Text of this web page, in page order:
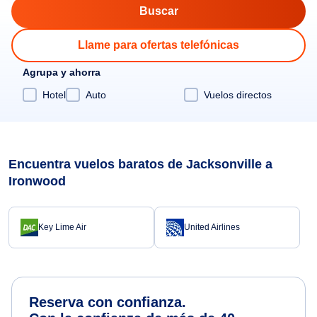
Llame para ofertas telefónicas
Agrupa y ahorra
Hotel
Auto Vuelos directos
Encuentra vuelos baratos de Jacksonville a
Ironwood
Key Lime Air United Airlines
Reserva con confianza.